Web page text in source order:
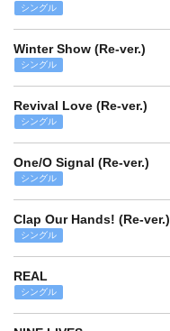
シングル
Winter Show (Re-ver.)
シングル
Revival Love (Re-ver.)
シングル
One/O Signal (Re-ver.)
シングル
Clap Our Hands! (Re-ver.)
シングル
REAL
シングル